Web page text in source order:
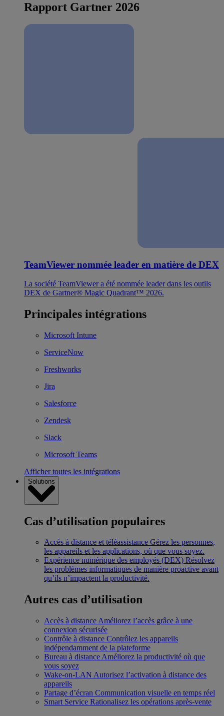
Rapport Gartner 2026
TeamViewer nommée leader en matière de DEX
La société TeamViewer a été nommée leader dans les outils
DEX de Gartner® Magic Quadrant™ 2026.
Principales intégrations
Microsoft Intune
ServiceNow
Freshworks
Jira
Salesforce
Zendesk
Slack
Microsoft Teams
Afficher toutes les intégrations
Solutions
Cas d’utilisation populaires
Accès à distance et téléassistance Gérez les personnes,
les appareils et les applications, où que vous soyez.
Expérience numérique des employés (DEX) Résolvez
les problèmes informatiques de manière proactive avant
qu’ils n’impactent la productivité.
Autres cas d’utilisation
Accès à distance Améliorez l’accès grâce à une
connexion sécurisée
Contrôle à distance Contrôlez les appareils
indépendamment de la plateforme
Bureau à distance Améliorez la productivité où que
vous soyez
Wake-on-LAN Autorisez l’activation à distance des
appareils
Partage d’écran Communication visuelle en temps réel
Smart Service Rationalisez les opérations après-vente